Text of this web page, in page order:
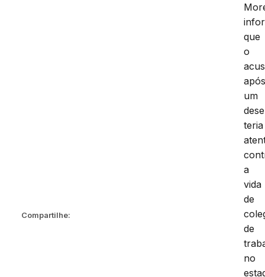
Compartilhe:
que
o
um
teria
a
vida
de
de
no